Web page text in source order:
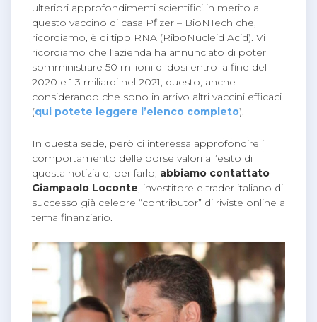
ulteriori approfondimenti scientifici in merito a
questo vaccino di casa Pfizer – BioNTech che,
ricordiamo, è di tipo RNA (RiboNucleid Acid). Vi
ricordiamo che l’azienda ha annunciato di poter
somministrare 50 milioni di dosi entro la fine del
2020 e 1.3 miliardi nel 2021, questo, anche
considerando che sono in arrivo altri vaccini efficaci
(qui potete leggere l’elenco completo).
In questa sede, però ci interessa approfondire il
comportamento delle borse valori all’esito di
questa notizia e, per farlo, abbiamo contattato
Giampaolo Loconte , investitore e trader italiano di
successo già celebre “contributor” di riviste online a
tema finanziario.